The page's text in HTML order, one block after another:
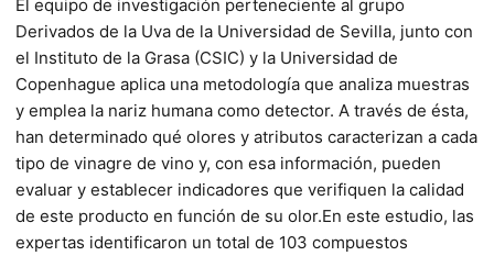
El equipo de investigación perteneciente al grupo
Derivados de la Uva de la Universidad de Sevilla, junto con
el Instituto de la Grasa (CSIC) y la Universidad de
Copenhague aplica una metodología que analiza muestras
y emplea la nariz humana como detector. A través de ésta,
han determinado qué olores y atributos caracterizan a cada
tipo de vinagre de vino y, con esa información, pueden
evaluar y establecer indicadores que verifiquen la calidad
de este producto en función de su olor.En este estudio, las
expertas identificaron un total de 103 compuestos